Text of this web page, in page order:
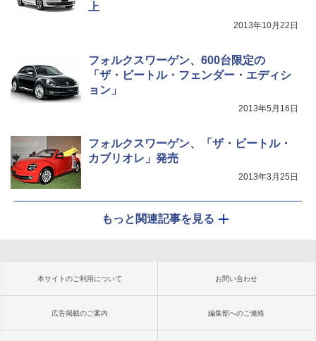
上
2013年10月22日
フォルクスワーゲン、600台限定の
「ザ・ビートル・フェンダー・エディシ
ョン」
2013年5月16日
フォルクスワーゲン、「ザ・ビートル・
カブリオレ」発売
2013年3月25日
もっと関連記事を見る
本サイトのご利用について お問い合わせ
広告掲載のご案内 編集部へのご連絡